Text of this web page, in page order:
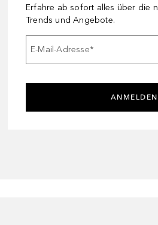
Erfahre ab sofort alles über die
Trends und Angebote.
E-Mail-Adresse*
ANMELDEN